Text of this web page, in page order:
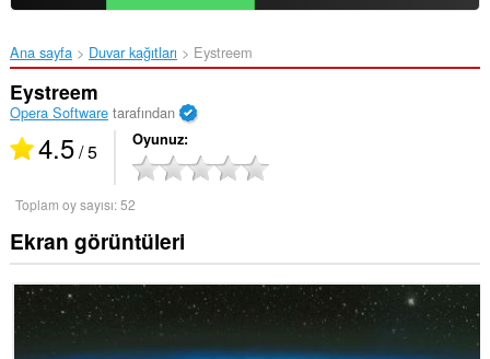
Ana sayfa Duvar kağıtları Eystreem‎
Eystreem
Opera Softwaretarafından
4.5/ 5 Oyunuz
Toplam oy sayısı:52
Ekran görüntüleri